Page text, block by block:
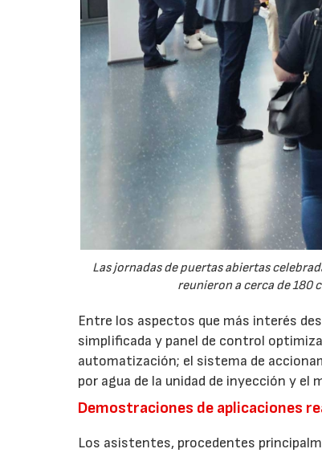
Las jornadas de puertas abiertas
reunieron a cerca de 180
Entre los aspectos que más interés
simplificada y panel de control
automatización; el sistema de
por agua de la unidad de inyección y el
Demostraciones de aplicaciones
Los asistentes, procedentes